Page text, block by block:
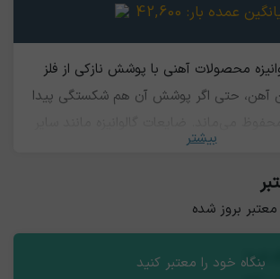
عمده بار: 42,600
محصولات آهنی با پوشش نازکی از فلز
آهن، حتی اگر پوشش آن هم شکستگی پیدا
بازیافت هستند. برخی از ورق های آهنی
هستند. ضایعات گالوانیزه نو در کارگاه ها و
خود را با استفاده از ورق های گالوانیزه
در واقع این نوع ضایعات اضافات
باشد.
بیشتر
بروز شده
بنگاه خود را معتبر کنید
شما